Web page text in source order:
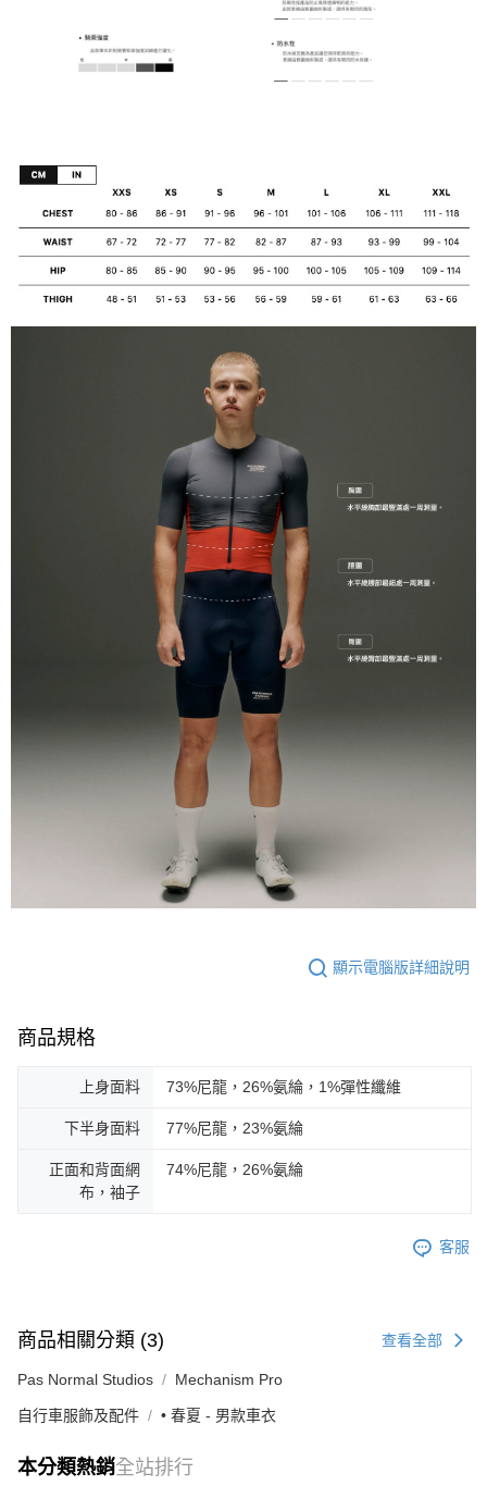
顯示電腦版詳細說明
商品規格
上身面料 73%尼龍，26%氨綸，1%彈性纖維
下半身面料 77%尼龍，23%氨綸
正面和背面網
布，袖子
74%尼龍，26%氨綸
客服
商品相關分類 (3) 查看全部
Pas Normal Studios Mechanism Pro
自行車服飾及配件 • 春夏 - 男款車衣
本分類熱銷全站排行